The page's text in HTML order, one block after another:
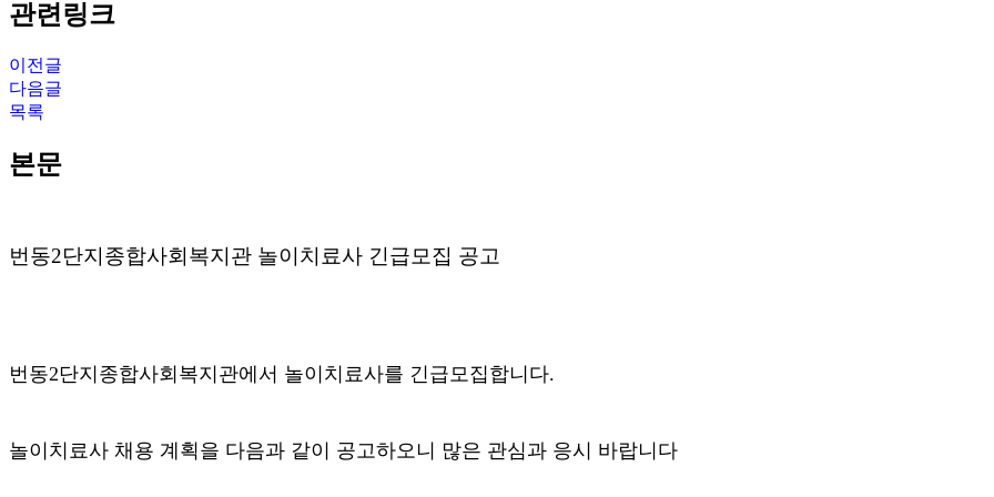
관련링크
이전글
다음글
목록
본문
번동2단지종합사회복지관 놀이치료사 긴급모집 공고
번동2단지종합사회복지관에서 놀이치료사를 긴급모집합니다.
놀이치료사 채용 계획을 다음과 같이 공고하오니 많은 관심과 응시 바랍니다